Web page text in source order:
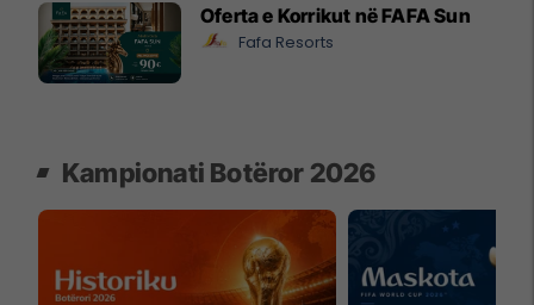
Oferta e Korrikut në FAFA Sun
Fafa Resorts
Kampionati Botëror 2026